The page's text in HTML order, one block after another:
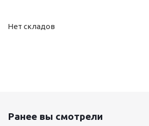
Нет складов
Ранее вы смотрели